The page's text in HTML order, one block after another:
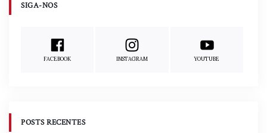
SIGA-NOS
FACEBOOK INSTAGRAM YOUTUBE
POSTS RECENTES